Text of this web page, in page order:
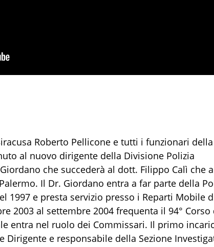
Roberto Pellicone e tutti i funzionari della
al nuovo dirigente della Divisione Polizia
che succederà al dott. Filippo Calì che
Il Dr. Giordano entra a far parte della
1997 e presta servizio presso i Reparti Mobile
2003 al settembre 2004 frequenta il 94° Corso
entra nel ruolo dei Commissari. Il primo
Dirigente e responsabile della Sezione